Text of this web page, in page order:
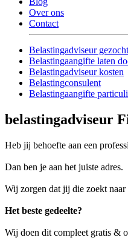
Over ons
Contact
Belastingadviseur gezocht
Belastingaangifte laten
Belastingadviseur kosten
Belastingconsulent
Belastingaangifte
belastingadviseur
Heb jij behoefte aan een
Dan ben je aan het juiste adres.
Wij zorgen dat jij die zoekt naar
Het beste gedeelte?
Wij doen dit compleet gratis &